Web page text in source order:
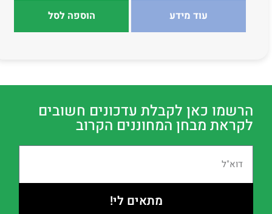
עוד מידע הוספה לסל
הרשמו כאן לקבלת עדכונים חשובים
לקראת מבחן המחוננים הקרוב
מתאים לי!